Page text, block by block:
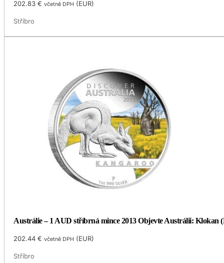
202.83€ včetně DPH (EUR)
Stříbro
Austrálie – 1 AUD stříbrná mince 2013 Objevte Austrálii: Klokan
202.44€ včetně DPH (EUR)
Stříbro